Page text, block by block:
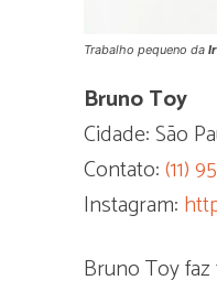
Trabalho pequeno da
Bruno Toy
Cidade: São
Contato:(11)
Instagram:
Bruno Toy